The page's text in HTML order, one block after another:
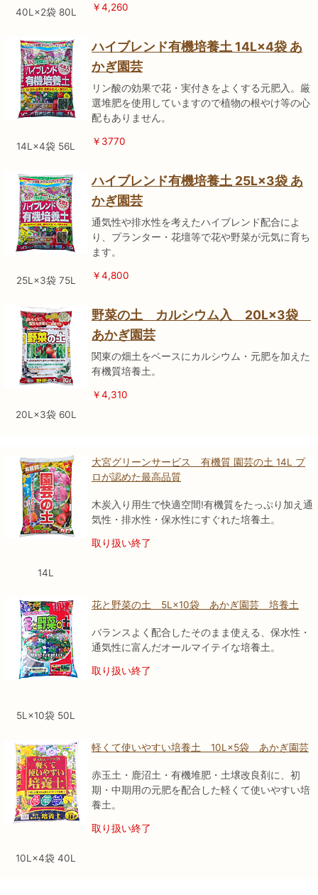
40L×2袋 80L ￥4,260
14L×4袋 56L
ハイブレンド有機培養土 14L×4袋 あ
かぎ園芸
リン酸の効果で花・実付きをよくする元肥入。厳
選堆肥を使用していますので植物の根やけ等の心
配もありません。
￥3770
25L×3袋 75L
ハイブレンド有機培養土 25L×3袋 あ
かぎ園芸
通気性や排水性を考えたハイブレンド配合によ
り、プランター・花壇等で花や野菜が元気に育ち
ます。
￥4,800
20L×3袋 60L
野菜の土 カルシウム入 20L×3袋
あかぎ園芸
関東の畑土をベースにカルシウム・元肥を加えた
有機質培養土。
￥4,310
14L
大宮グリーンサービス 有機質 園芸の土 14L プ
ロが認めた最高品質
木炭入り用生で快適空間!有機質をたっぷり加え通
気性・排水性・保水性にすぐれた培養土。
取り扱い終了
5L×10袋 50L
花と野菜の土 5L×10袋 あかぎ園芸 培養土
バランスよく配合したそのまま使える、保水性・
通気性に富んだオールマイテイな培養土。
取り扱い終了
10L×4袋 40L
軽くて使いやすい培養土 10L×5袋 あかぎ園芸
赤玉土・鹿沼土・有機堆肥・土壌改良剤に、初
期・中期用の元肥を配合した軽くて使いやすい培
養土。
取り扱い終了